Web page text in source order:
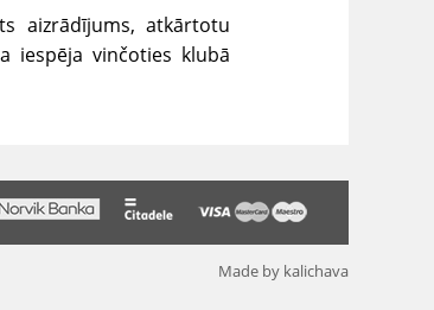
aizrādījums, atkārtotu
iespēja vinčoties klubā
Made by kalichava